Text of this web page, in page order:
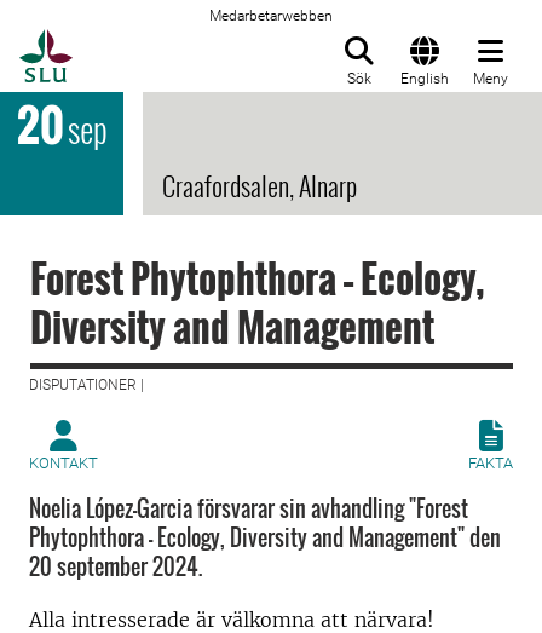
Medarbetarwebben
Sök English Meny
20sep
Craafordsalen, Alnarp
Forest Phytophthora – Ecology,
Diversity and Management
DISPUTATIONER |
KONTAKT FAKTA
Noelia López-Garcia försvarar sin avhandling "Forest
Phytophthora – Ecology, Diversity and Management" den
20 september 2024.
Alla intresserade är välkomna att närvara!